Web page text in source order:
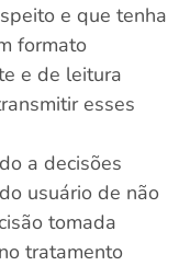
e que tenha
formato
e de leitura
esses
a decisões
usuário de não
tomada
tratamento